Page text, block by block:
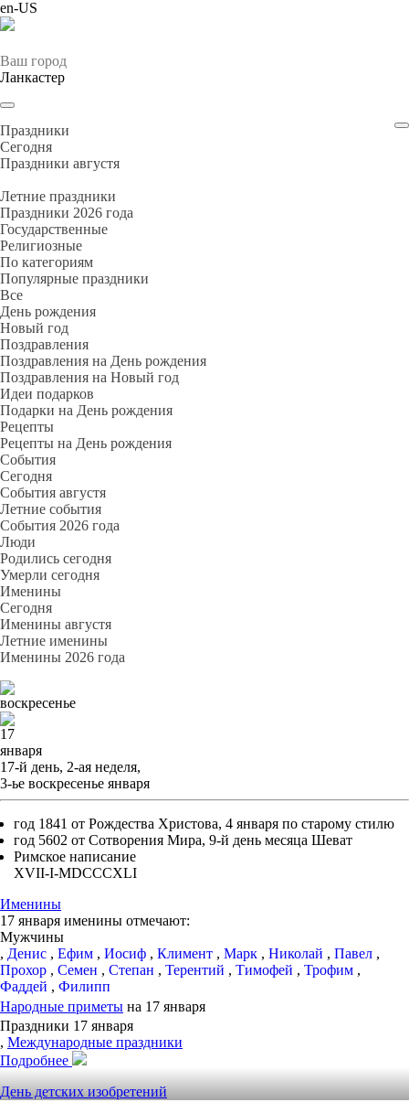
en-US
Ваш город
Ланкастер
Праздники
Cегодня
Праздники августя
Летние праздники
Праздники 2026 года
Государственные
Религиозные
По категориям
Популярные праздники
Все
День рождения
Новый год
Поздравления
Поздравления на День рождения
Поздравления на Новый год
Идеи подарков
Подарки на День рождения
Рецепты
Рецепты на День рождения
События
Cегодня
События августя
Летние события
События 2026 года
Люди
Родились сегодня
Умерли сегодня
Именины
Cегодня
Именины августя
Летние именины
Именины 2026 года
воскресенье
17
января
17-й день, 2-ая неделя,
3-ье воскресенье января
год 1841 от Рождества Христова, 4 января по старому стилю
год 5602 от Сотворения Мира, 9-й день месяца Шеват
Римское написание
XVII-I-MDCCCXLI
Именины
17 января именины отмечают:
Мужчины
, Денис , Ефим , Иосиф , Климент , Марк , Николай , Павел ,
Прохор , Семен , Степан , Терентий , Тимофей , Трофим ,
Фаддей , Филипп
Народные приметы на 17 января
Праздники 17 января
, Международные праздники
Подробнее
День детских изобретений